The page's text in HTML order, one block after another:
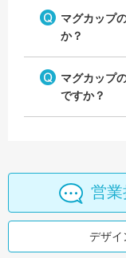
マグカップ
か？
マグカップ
ですか？
営業
デザイ